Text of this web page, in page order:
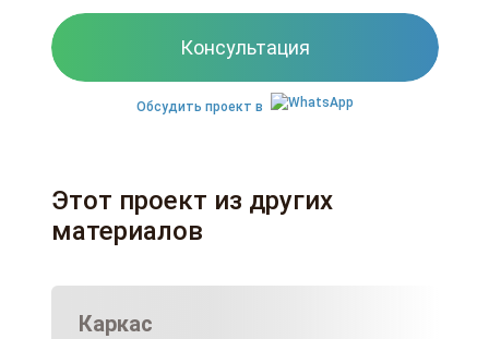
Консультация
Обсудить проект в
Этот проект из других
материалов
Каркас